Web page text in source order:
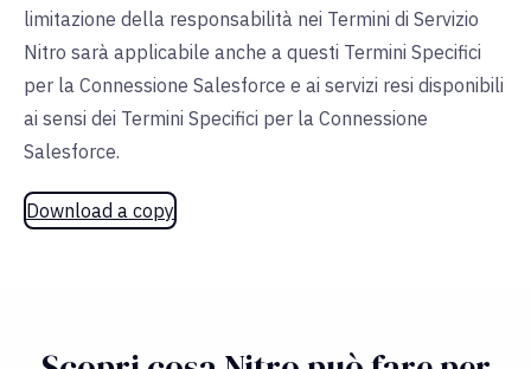
limitazione della responsabilità nei Termini di Servizio
Nitro sarà applicabile anche a questi Termini Specifici
per la Connessione Salesforce e ai servizi resi disponibili
ai sensi dei Termini Specifici per la Connessione
Salesforce.
Download a copy